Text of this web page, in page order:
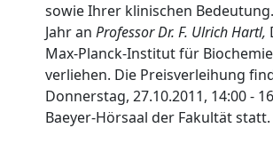
sowie Ihrer klinischen
Jahr an Professor Dr. F. Ulrich Hartl,
Max-Planck-Institut für
verliehen. Die Preisverleihung
Donnerstag, 27.10.2011, 14:00 -
Baeyer-Hörsaal der Fakultät statt.